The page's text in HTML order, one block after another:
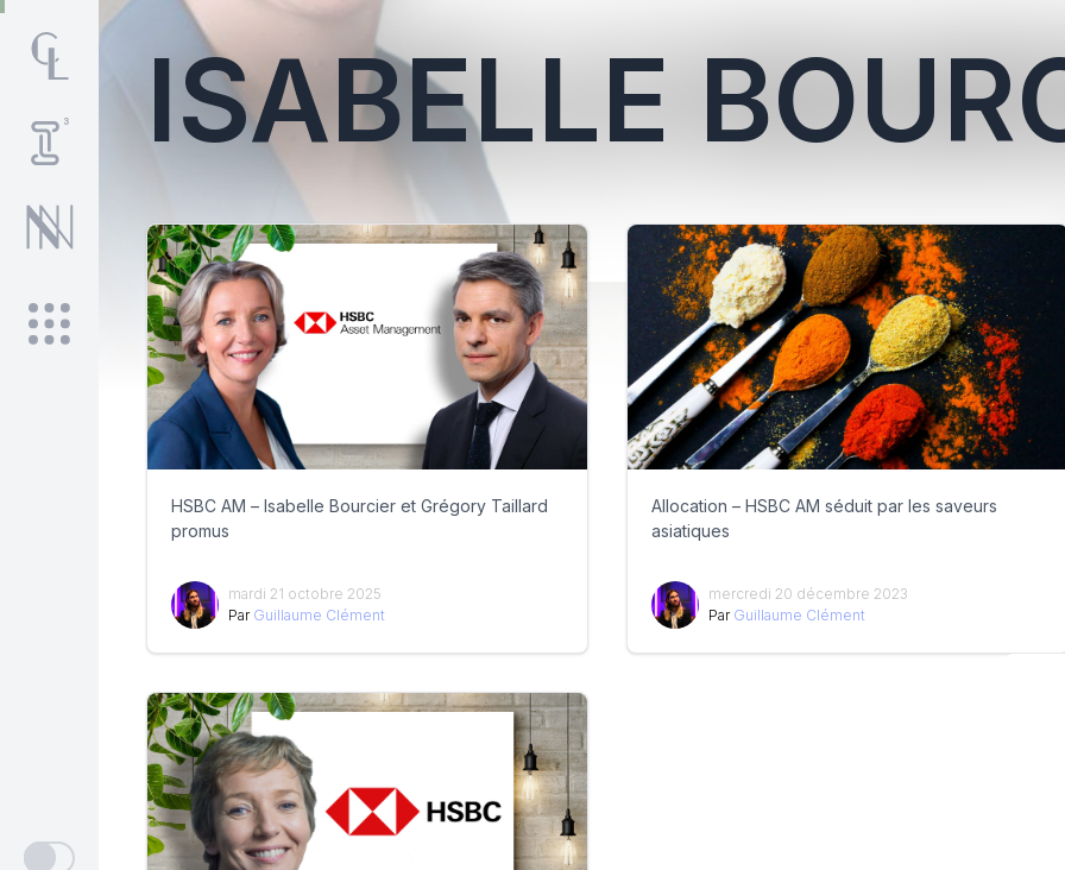
ISABELLE
HSBC AM – Isabelle Bourcier et Grégory Taillard
promus
mardi 21 octobre 2025
Par Guillaume Clément
Allocation – HSBC AM séduit par les saveurs
asiatiques
mercredi 20 décembre 2023
Par Guillaume Clément